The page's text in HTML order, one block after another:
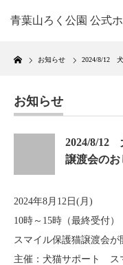
青葉山ろく公園 公式
Home
お知らせ 2024/8/12
お知らせ
2024/8/12
譲渡会のお
2024年8月12日(月)
10時～15時（最終受付）
スマイル保護猫譲渡会が
主催：犬猫サポート ス